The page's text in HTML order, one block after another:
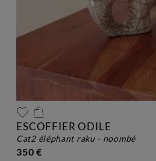
ESCOFFIER ODILE
cat2 éléphant raku - noombé
350 €